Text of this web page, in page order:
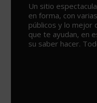
Un sitio
en forma, con
públicos y lo mejor
que te ayudan, en
su saber hacer.